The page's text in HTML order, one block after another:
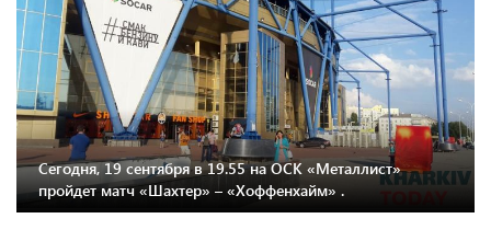
Сегодня, 19 сентября в 19.55 на ОСК «Металлист»
пройдет матч «Шахтер» – «Хоффенхайм» .